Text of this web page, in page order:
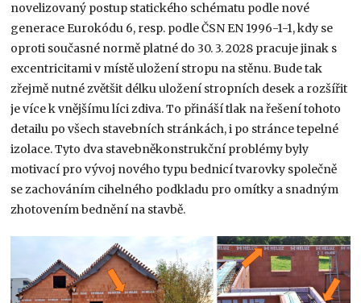
novelizovaný postup statického schématu podle nové
generace Eurokódu 6, resp. podle ČSN EN 1996-1-1, kdy se
oproti současné normě platné do 30. 3. 2028 pracuje jinak s
excentricitami v místě uložení stropu na stěnu. Bude tak
zřejmě nutné zvětšit délku uložení stropních desek a rozšířit
je více k vnějšímu líci zdiva. To přináší tlak na řešení tohoto
detailu po všech stavebních stránkách, i po stránce tepelné
izolace. Tyto dva stavebněkonstrukční problémy byly
motivací pro vývoj nového typu bednicí tvarovky společně
se zachováním cihelného podkladu pro omítky a snadným
zhotovením bednění na stavbě.